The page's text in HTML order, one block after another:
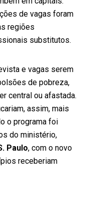
de vagas foram
regiões
substitutos.
e vagas serem
de pobreza,
central ou afastada.
assim, mais
o programa foi
do ministério,
Paulo, com o novo
receberiam